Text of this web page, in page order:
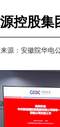
控股
来源： 安徽院华电